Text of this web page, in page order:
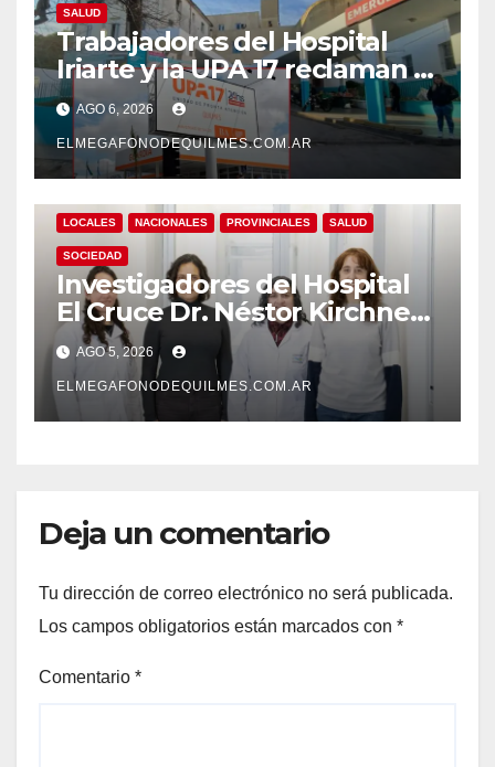
SALUD
Trabajadores del Hospital
Iriarte y la UPA 17 reclaman el
pase a planta de becarios y
mejoras laborales
AGO 6, 2026
ELMEGAFONODEQUILMES.COM.AR
LOCALES NACIONALES PROVINCIALES SALUD
SOCIEDAD
Investigadores del Hospital
El Cruce Dr. Néstor Kirchner
desarrollan un estudio
pionero sobre el
envejecimiento cerebral y las
demencias
AGO 5, 2026
ELMEGAFONODEQUILMES.COM.AR
Deja un comentario
Tu dirección de correo electrónico no será publicada.
Los campos obligatorios están marcados con *
Comentario *